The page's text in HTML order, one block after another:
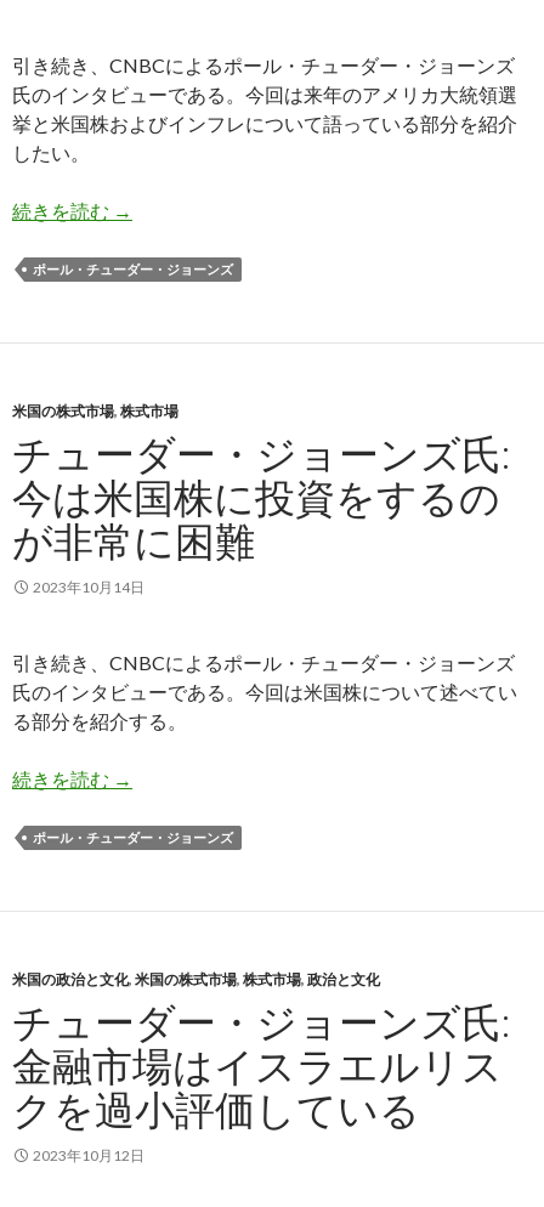
引き続き、CNBCによるポール・チューダー・ジョーンズ
氏のインタビューである。今回は来年のアメリカ大統領選
挙と米国株およびインフレについて語っている部分を紹介
したい。
続きを読む チューダー・ジョーンズ氏: 大統領選挙のアメリ
→
ポール・チューダー・ジョーンズ
米国の株式市場, 株式市場
チューダー・ジョーンズ氏:
今は米国株に投資をするの
が非常に困難
2023年10月14日
引き続き、CNBCによるポール・チューダー・ジョーンズ
氏のインタビューである。今回は米国株について述べてい
る部分を紹介する。
続きを読む チューダー・ジョーンズ氏: 今は米国株に投資を
→
ポール・チューダー・ジョーンズ
米国の政治と文化, 米国の株式市場, 株式市場, 政治と文化
チューダー・ジョーンズ氏:
金融市場はイスラエルリス
クを過小評価している
2023年10月12日